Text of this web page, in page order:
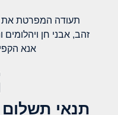
תעודה המפרטת את
זהב, אבני חן ויהלומים
אנא
תנאי תשלום